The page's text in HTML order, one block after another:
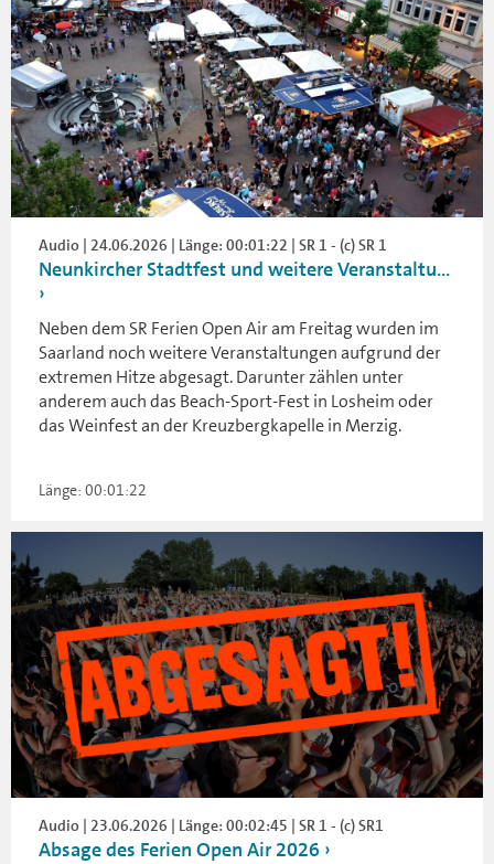
Audio | 24.06.2026 | Länge: 00:01:22 | SR 1 - (c) SR 1
Neunkircher Stadtfest und weitere Veranstaltu...
Neben dem SR Ferien Open Air am Freitag wurden im
Saarland noch weitere Veranstaltungen aufgrund der
extremen Hitze abgesagt. Darunter zählen unter
anderem auch das Beach-Sport-Fest in Losheim oder
das Weinfest an der Kreuzbergkapelle in Merzig.
Länge: 00:01:22
Audio | 23.06.2026 | Länge: 00:02:45 | SR 1 - (c) SR1
Absage des Ferien Open Air 2026